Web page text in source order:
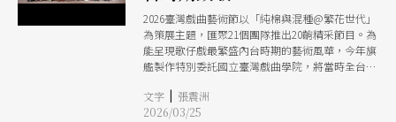
2026臺灣戲曲藝術節以「純棉與混種@繁花世代」
為策展主題，匯聚21個團隊推出20齣精采節目。為
能呈現歌仔戲最繁盛內台時期的藝術風華，今年旗
艦製作特別委託國立臺灣戲曲學院，將當時全台最
狗》，以上下本形式重現舞台。除了精采系列演
出，今年更首度於臺灣音樂館3樓特展室推出為期
文字 | 張震洲
2026/03/25